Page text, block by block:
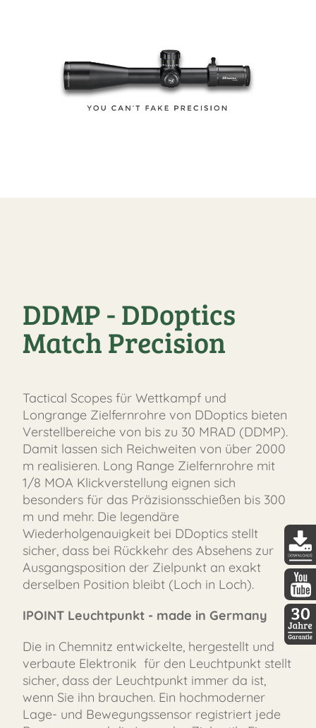
DDMP - DDoptics
Match Precision
Tactical Scopes für Wettkampf und
Longrange Zielfernrohre von DDoptics bieten
Verstellbereiche von bis zu 30 MRAD (DDMP).
Damit lassen sich Reichweiten von über 2000
m realisieren. Long Range Zielfernrohre mit
1/8 MOA Klickverstellung eignen sich
besonders für das Präzisionsschießen bis 300
m und mehr. Die legendäre
Wiederholgenauigkeit bei DDoptics stellt
sicher, dass bei Rückkehr des Absehens zur
Ausgangsposition der Zielpunkt an exakt
derselben Position bleibt (Loch in Loch).
IPOINT Leuchtpunkt - made in Germany
Die in Chemnitz entwickelte, hergestellt und
verbaute Elektronik für den Leuchtpunkt stellt
sicher, dass der Leuchtpunkt immer da ist,
wenn Sie ihn brauchen. Ein hochmoderner
Lage- und Bewegungssensor registriert jede